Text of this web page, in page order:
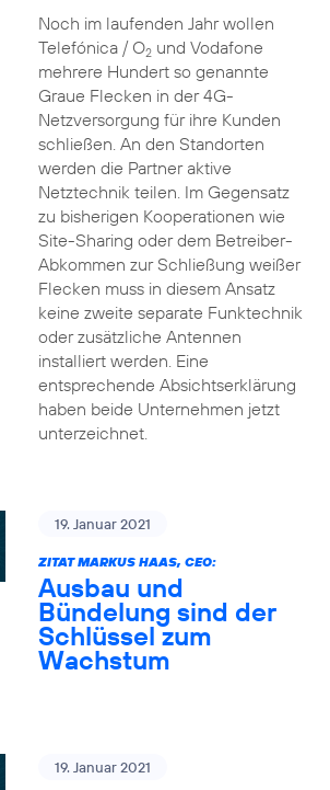
Noch im laufenden Jahr wollen
Telefónica / O2und Vodafone
mehrere Hundert so genannte
Graue Flecken in der 4G-
Netzversorgung für ihre Kunden
schließen. An den Standorten
werden die Partner aktive
Netztechnik teilen. Im Gegensatz
zu bisherigen Kooperationen wie
Site-Sharing oder dem Betreiber-
Abkommen zur Schließung weißer
Flecken muss in diesem Ansatz
keine zweite separate Funktechnik
oder zusätzliche Antennen
installiert werden. Eine
entsprechende Absichtserklärung
haben beide Unternehmen jetzt
unterzeichnet.
19. Januar 2021
ZITAT MARKUS HAAS, CEO:
Ausbau und
Bündelung sind der
Schlüssel zum
Wachstum
19. Januar 2021